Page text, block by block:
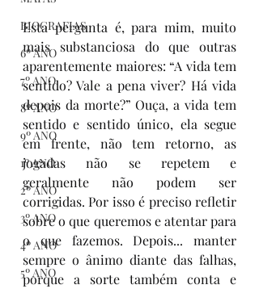
BIOGRAFIAS
6º ANO
7º ANO
8º ANO
9º ANO
1º ANO
2º ANO
3º ANO
4º ANO
5º ANO
Esta pergunta é, para mim, muito
mais substanciosa do que outras
aparentemente maiores: “A vida tem
sentido? Vale a pena viver? Há vida
depois da morte?” Ouça, a vida tem
sentido e sentido único, ela segue
em frente, não tem retorno, as
jogadas não se repetem e
geralmente não podem ser
corrigidas. Por isso é preciso refletir
sobre o que queremos e atentar para
o que fazemos. Depois... manter
sempre o ânimo diante das falhas,
porque a sorte também conta e